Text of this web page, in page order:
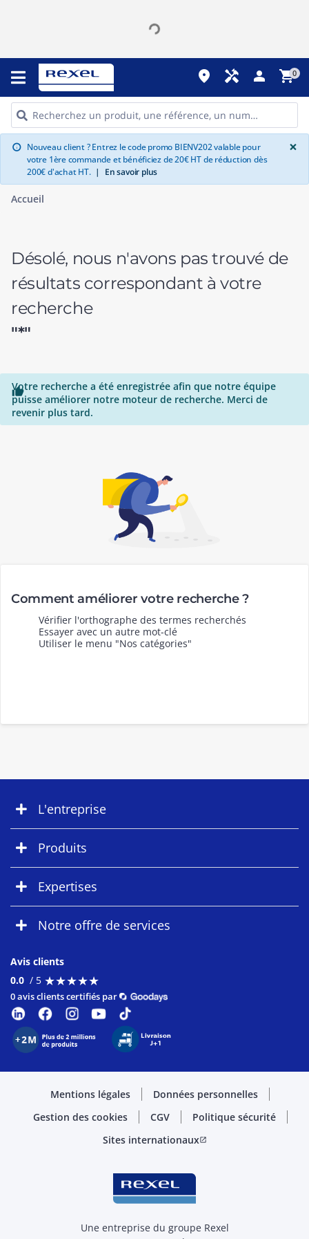
place handyman person shopping_cart0
info Nouveau client ? Entrez le code promo BIENV202 valable pour
votre 1ère commande et bénéficiez de 20€ HT de réduction dès
200€ d'achat HT. | En savoir plus
×
Accueil
Désolé, nous n'avons pas trouvé de
résultats correspondant à votre
recherche
"*"

Votre recherche a été enregistrée afin que notre équipe
puisse améliorer notre moteur de recherche. Merci de
revenir plus tard.
Comment améliorer votre recherche ?
Vérifier l'orthographe des termes recherchés
Essayer avec un autre mot-clé
Utiliser le menu "Nos catégories"
L'entreprise
Produits
Expertises
Notre offre de services
Avis clients
0.0 / 5 ★★★★★
★★★★★
0 avis clients certifiés par
Mentions légales
Données personnelles
Gestion des cookies
CGV
Politique sécurité
Sites internationauxopen_in_new
Une entreprise du groupe Rexel